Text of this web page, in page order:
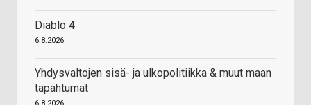
Diablo 4
6.8.2026
Yhdysvaltojen sisä- ja ulkopolitiikka & muut maan
tapahtumat
6.8.2026